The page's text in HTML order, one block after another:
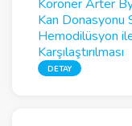
Koroner Arter
Kan Donasyonu
Hemodilüsyon
Karşılaştırılması
DETAY